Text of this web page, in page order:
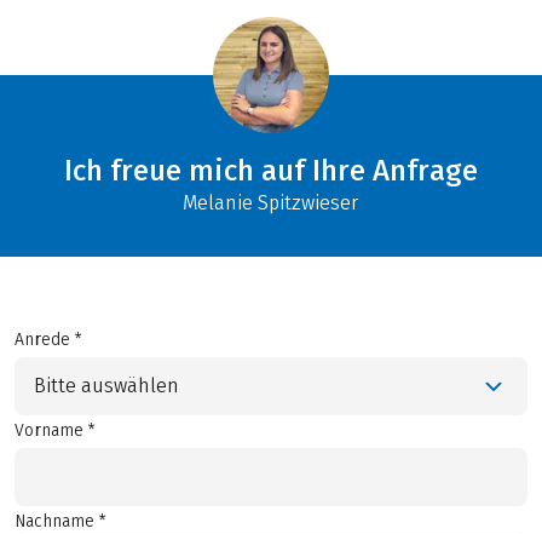
Ich freue mich auf Ihre Anfrage
Melanie Spitzwieser
Anrede *
Bitte auswählen
Vorname *
Nachname *